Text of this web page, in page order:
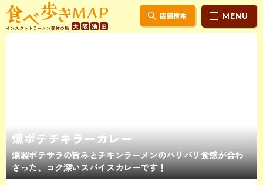
店舗検索 MENU
燻ポテチキラーカレー
燻製ポテサラの旨みとチキンラーメンのパリパリ食感が合わ
さった、コク深いスパイスカレーです！